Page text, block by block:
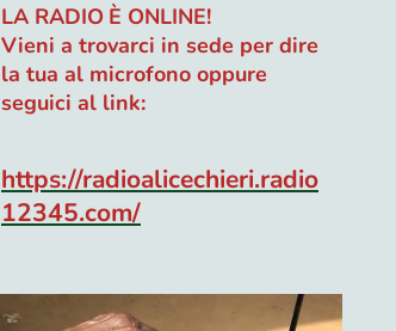
LA RADIO È ONLINE!
Vieni a trovarci in sede per dire
la tua al microfono oppure
seguici al link:
https://radioalicechieri.radio
12345.com/